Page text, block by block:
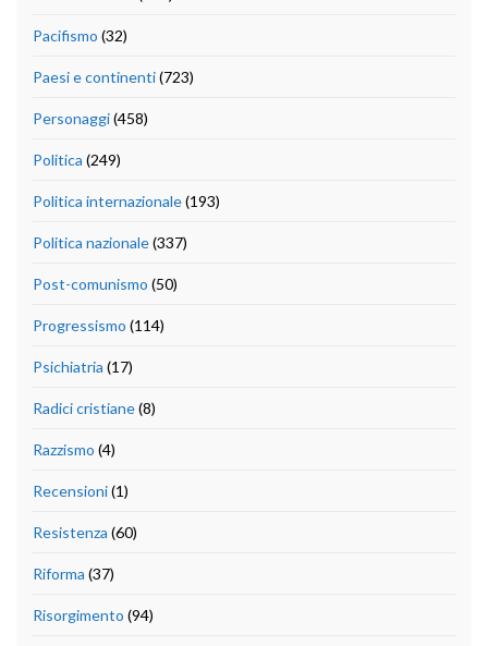
Pacifismo (32)
Paesi e continenti(723)
Personaggi(458)
Politica (249)
Politica internazionale(193)
Politica nazionale(337)
Post-comunismo (50)
Progressismo (114)
Psichiatria (17)
Radici cristiane(8)
Razzismo (4)
Recensioni(1)
Resistenza (60)
Riforma (37)
Risorgimento (94)